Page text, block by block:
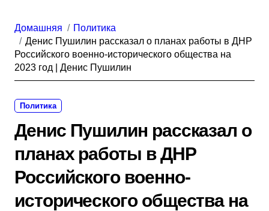
Домашняя
Политика
Денис Пушилин рассказал о планах работы в ДНР
Российского военно-исторического общества на
2023 год | Денис Пушилин
Политика
Денис Пушилин рассказал о
планах работы в ДНР
Российского военно-
исторического общества на